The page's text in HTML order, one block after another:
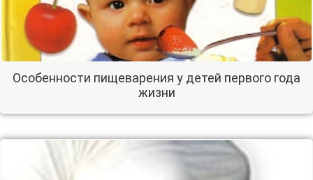
Особенности пищеварения у детей первого года
жизни